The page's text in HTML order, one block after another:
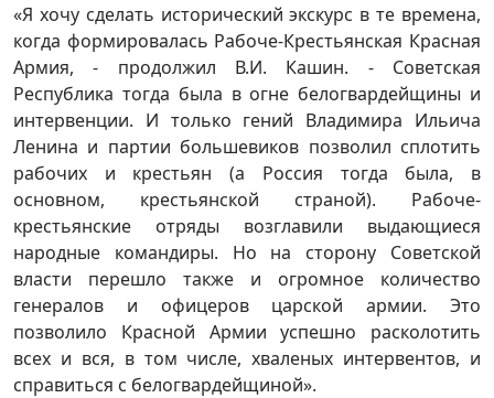
«Я хочу сделать исторический экскурс в те времена,
когда формировалась Рабоче-Крестьянская Красная
Армия, - продолжил В.И. Кашин. - Советская
Республика тогда была в огне белогвардейщины и
интервенции. И только гений Владимира Ильича
Ленина и партии большевиков позволил сплотить
рабочих и крестьян (а Россия тогда была, в
основном, крестьянской страной). Рабоче-
крестьянские отряды возглавили выдающиеся
народные командиры. Но на сторону Советской
власти перешло также и огромное количество
генералов и офицеров царской армии. Это
позволило Красной Армии успешно расколотить
всех и вся, в том числе, хваленых интервентов, и
справиться с белогвардейщиной».